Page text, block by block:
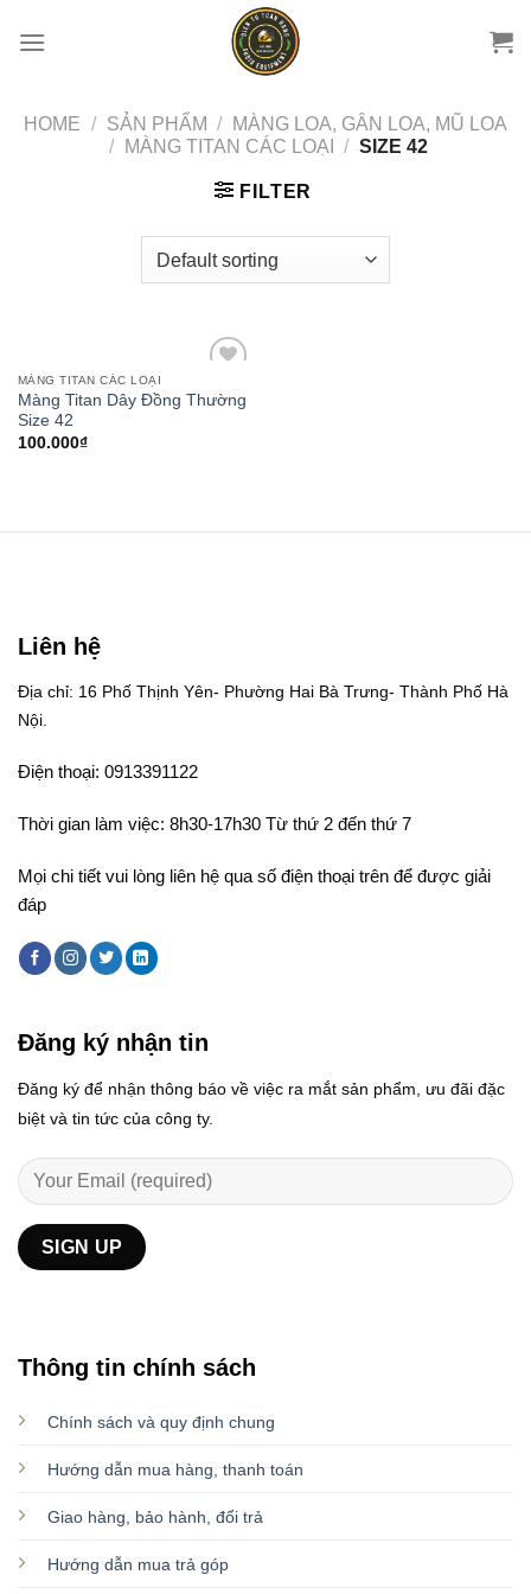
đến
HOME / SẢN PHẨM /
MÀNG LOA, GÂN LOA, MŨ LOA
/
MÀNG TITAN CÁC LOẠI / SIZE 42
FILTER
Add to
wishlist
MÀNG TITAN CÁC LOẠI
Màng Titan Dây Đồng Thường
Size 42
100.000₫
Liên hệ
Địa chỉ: 16 Phố Thịnh Yên- Phường Hai Bà Trưng- Thành Phố Hà
Nội.
Điện thoại: 0913391122
Thời gian làm việc: 8h30-17h30 Từ thứ 2 đến thứ 7
Mọi chi tiết vui lòng liên hệ qua số điện thoại trên để được giải
đáp
Thông tin chính sách
Chính sách và quy định chung
Hướng dẫn mua hàng, thanh toán
Giao hàng, bảo hành, đổi trả
Hướng dẫn mua trả góp
Đăng ký nhận tin
Đăng ký để nhận thông báo về việc ra mắt sản phẩm, ưu đãi đặc
biệt và tin tức của công ty.